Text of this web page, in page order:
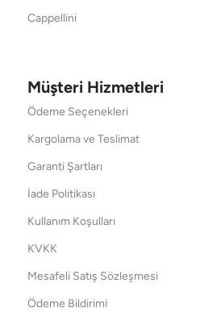
Cappellini
Müşteri Hizmetleri
Ödeme Seçenekleri
Kargolama ve Teslimat
Garanti Şartları
İade Politikası
Kullanım Koşulları
KVKK
Mesafeli Satış Sözleşmesi
Ödeme Bildirimi